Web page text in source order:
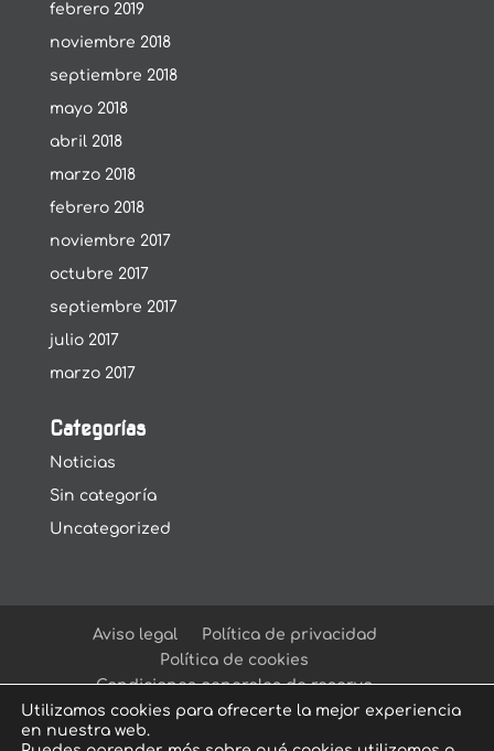
febrero 2019
noviembre 2018
septiembre 2018
mayo 2018
abril 2018
marzo 2018
febrero 2018
noviembre 2017
octubre 2017
septiembre 2017
julio 2017
marzo 2017
Categorías
Noticias
Sin categoría
Uncategorized
Aviso legal
Política de privacidad
Política de cookies
Condiciones generales de reserva
Utilizamos cookies para ofrecerte la mejor experiencia
en nuestra web.